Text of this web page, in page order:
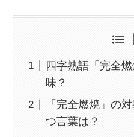
四字熟語「完全
味？
「完全燃焼」の
つ言葉は？